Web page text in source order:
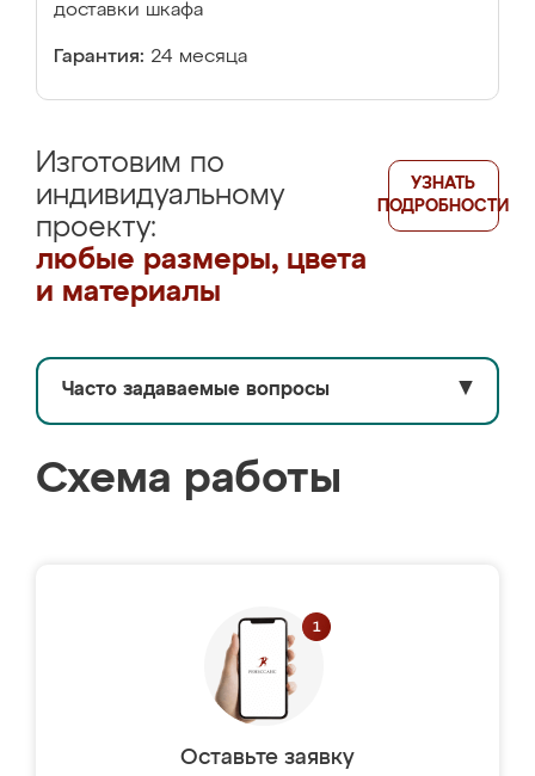
доставки шкафа
Гарантия: 24 месяца
Изготовим по
индивидуальному
проекту:
любые размеры, цвета
и материалы
УЗНАТЬ
ПОДРОБНОСТИ
Часто задаваемые вопросы ▼
Схема работы
Оставьте заявку